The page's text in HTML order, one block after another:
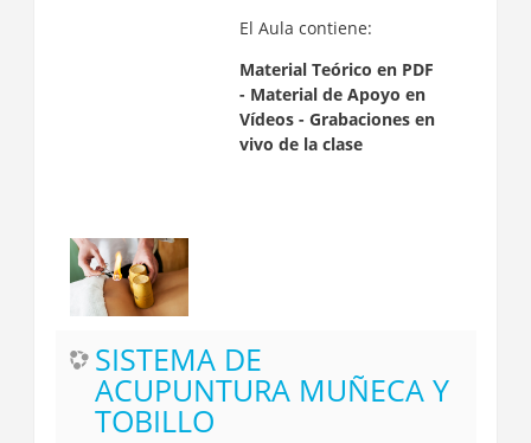
El Aula contiene:
Material Teórico en PDF
- Material de Apoyo en
Vídeos - Grabaciones en
vivo de la clase
SISTEMA DE
ACUPUNTURA MUÑECA Y
TOBILLO